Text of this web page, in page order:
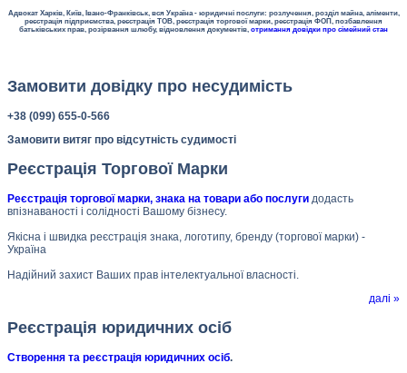
Адвокат Харків, Київ, Івано-Франківськ, вся Україна - юридичні послуги: розлучення, розділ майна, аліменти,
реєстрація підприємства, реєстрація ТОВ, реєстрація торгової марки, реєстрація ФОП, позбавлення
батьківських прав, розірвання шлюбу, відновлення документів, отримання довідки про сімейний стан
Замовити довідку про несудимість
+38 (099) 655-0-566
Замовити витяг про відсутність судимості
Реєстрація Торгової Марки
Реєстрація торгової марки, знака на товари або послуги додасть
впізнаваності і солідності Вашому бізнесу.
Якісна і швидка реєстрація знака, логотипу, бренду (торгової марки) -
Україна
Надійний захист Ваших прав інтелектуальної власності.
далі »
Реєстрація юридичних осіб
Створення та реєстрація юридичних осіб.